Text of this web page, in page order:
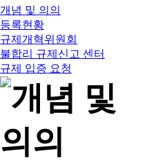
개념 및 의의
등록현황
규제개혁위원회
불합리 규제신고 센터
규제 입증 요청